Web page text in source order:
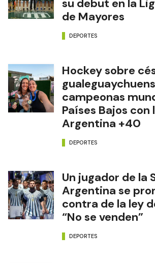
su debut en la
de Mayores
DEPORTES
Hockey sobre
campeonas
Países Bajos con
Argentina +40
DEPORTES
Un jugador de la
Argentina se
contra de la ley
“No se venden”
DEPORTES